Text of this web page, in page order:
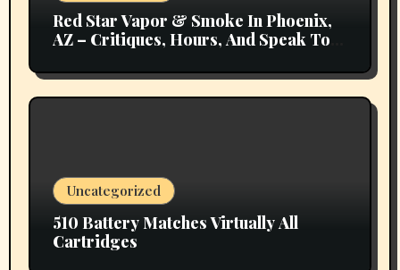
Red Star Vapor & Smoke In Phoenix,
AZ – Critiques, Hours, And Speak To
Uncategorized
510 Battery Matches Virtually All
Cartridges